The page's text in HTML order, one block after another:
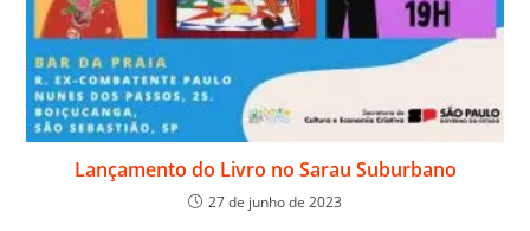
Lançamento do Livro no Sarau Suburbano
27 de junho de 2023